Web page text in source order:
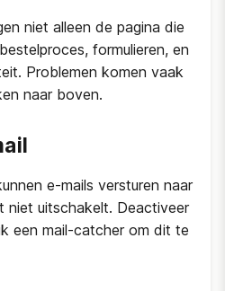
niet alleen de pagina die
formulieren, en
Problemen komen vaak
naar boven.
e-mails versturen naar
niet uitschakelt. Deactiveer
een mail-catcher om dit te